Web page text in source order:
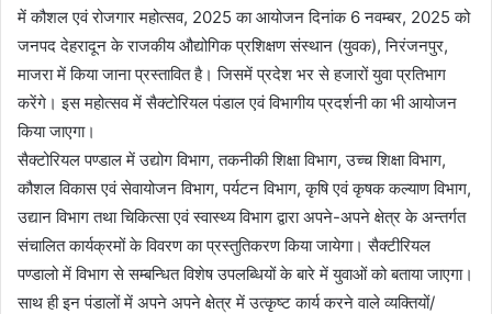
में कौशल एवं रोजगार महोत्सव, 2025 का आयोजन दिनांक 6 नवम्बर, 2025 को
जनपद देहरादून के राजकीय औद्योगिक प्रशिक्षण संस्थान (युवक), निरंजनपुर,
माजरा में किया जाना प्रस्तावित है। जिसमें प्रदेश भर से हजारों युवा प्रतिभाग
करेंगे। इस महोत्सव में सैक्टोरियल पंडाल एवं विभागीय प्रदर्शनी का भी आयोजन
किया जाएगा।
सैक्टोरियल पण्डाल में उद्योग विभाग, तकनीकी शिक्षा विभाग, उच्च शिक्षा विभाग,
कौशल विकास एवं सेवायोजन विभाग, पर्यटन विभाग, कृषि एवं कृषक कल्याण विभाग,
उद्यान विभाग तथा चिकित्सा एवं स्वास्थ्य विभाग द्वारा अपने-अपने क्षेत्र के अन्तर्गत
संचालित कार्यक्रमों के विवरण का प्रस्तुतिकरण किया जायेगा। सैक्टीरियल
पण्डालो में विभाग से सम्बन्धित विशेष उपलब्धियों के बारे में युवाओं को बताया जाएगा।
साथ ही इन पंडालों में अपने अपने क्षेत्र में उत्कृष्ट कार्य करने वाले व्यक्तियों/